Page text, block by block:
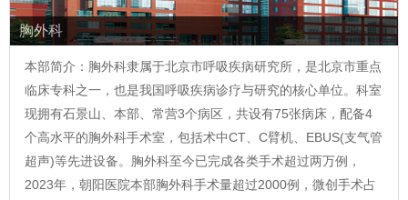
胸外科
本部简介：胸外科隶属于北京市呼吸疾病研究所，是北京市重点
临床专科之一，也是我国呼吸疾病诊疗与研究的核心单位。科室
现拥有石景山、本部、常营3个病区，共设有75张病床，配备4
个高水平的胸外科手术室，包括术中CT、C臂机、EBUS(支气管
超声)等先进设备。胸外科至今已完成各类手术超过两万例，
2023年，朝阳医院本部胸外科手术量超过2000例，微创手术占